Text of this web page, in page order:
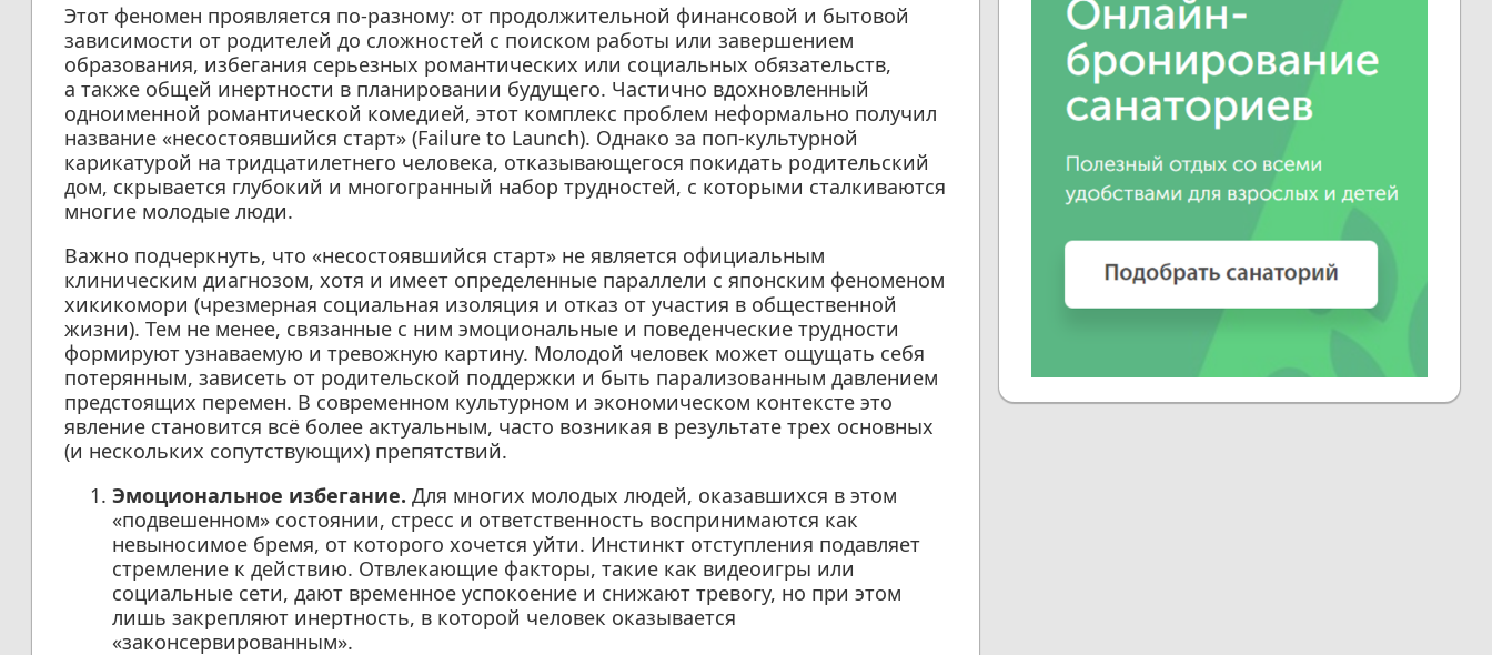
Этот феномен проявляется по-разному: от продолжительной финансовой и бытовой
зависимости от родителей до сложностей с поиском работы или завершением
образования, избегания серьезных романтических или социальных обязательств,
а также общей инертности в планировании будущего. Частично вдохновленный
одноименной романтической комедией, этот комплекс проблем неформально получил
название «несостоявшийся старт» (Failure to Launch). Однако за поп-культурной
карикатурой на тридцатилетнего человека, отказывающегося покидать родительский
дом, скрывается глубокий и многогранный набор трудностей, с которыми сталкиваются
многие молодые люди.
Важно подчеркнуть, что «несостоявшийся старт» не является официальным
клиническим диагнозом, хотя и имеет определенные параллели с японским феноменом
хикикомори (чрезмерная социальная изоляция и отказ от участия в общественной
жизни). Тем не менее, связанные с ним эмоциональные и поведенческие трудности
формируют узнаваемую и тревожную картину. Молодой человек может ощущать себя
потерянным, зависеть от родительской поддержки и быть парализованным давлением
предстоящих перемен. В современном культурном и экономическом контексте это
явление становится всё более актуальным, часто возникая в результате трех основных
(и нескольких сопутствующих) препятствий.
Эмоциональное избегание. Для многих молодых людей, оказавшихся в этом
«подвешенном» состоянии, стресс и ответственность воспринимаются как
невыносимое бремя, от которого хочется уйти. Инстинкт отступления подавляет
стремление к действию. Отвлекающие факторы, такие как видеоигры или
социальные сети, дают временное успокоение и снижают тревогу, но при этом
лишь закрепляют инертность, в которой человек оказывается
«законсервированным».